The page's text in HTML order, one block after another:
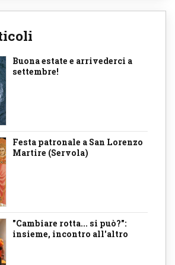
Buona estate e arrivederci a
settembre!
Festa patronale a San Lorenzo
Martire (Servola)
"Cambiare rotta... si può?":
insieme, incontro all'altro